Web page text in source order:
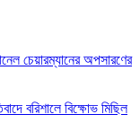
চেয়ারম্যানের অপসারণের
বরিশালে বিক্ষোভ মিছিল